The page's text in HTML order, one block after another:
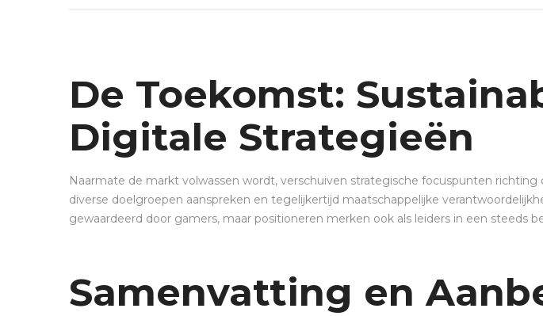
De Toekomst:
Digitale Strategieën
Naarmate de markt volwassen wordt, verschuiven strategische focuspunten
diverse doelgroepen aanspreken en tegelijkertijd maatschappelijke
gewaardeerd door gamers, maar positioneren merken ook als leiders in een steeds
Samenvatting en